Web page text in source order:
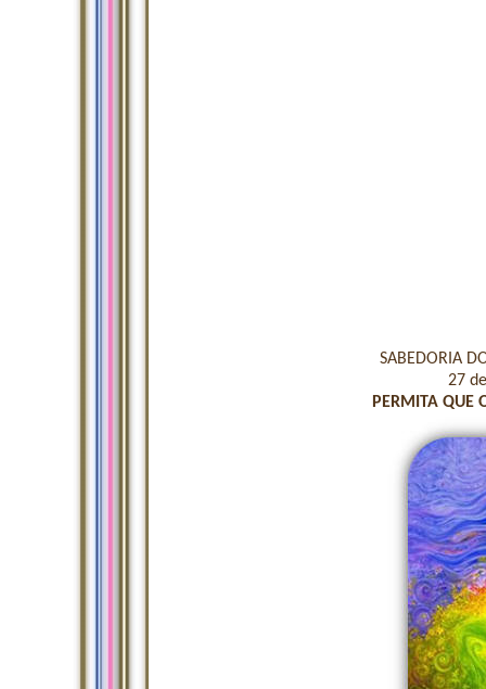
SABEDORIA
27
PERMITA QUE